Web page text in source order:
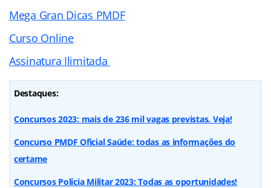
Mega Gran Dicas PMDF
Curso Online
Assinatura Ilimitada
Destaques:
Concursos 2023: mais de 236 mil vagas previstas. Veja!
Concurso PMDF Oficial Saúde: todas as informações do
certame
Concursos Polícia Militar 2023: Todas as oportunidades!